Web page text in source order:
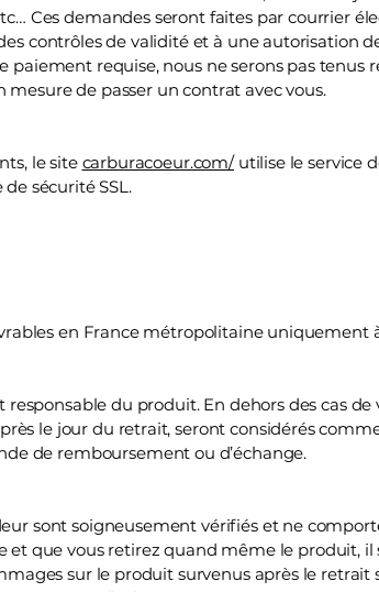
Ces demandes seront faites par courrier
contrôles de validité et à une autorisation
paiement requise, nous ne serons pas
de passer un contrat avec vous.
le site carburacoeur.com/utilise le service
sécurité SSL.
en France métropolitaine uniquement
du produit. En dehors des cas
le jour du retrait, seront considérés
de remboursement ou d’échange.
sont soigneusement vérifiés et ne
que vous retirez quand même le produit, il
sur le produit survenus après le